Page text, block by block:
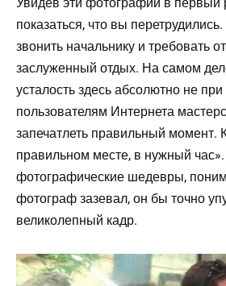
Увидев эти фотографии в первый
показаться, что вы
звонить начальнику и требовать
заслуженный отдых. На самом
усталость здесь абсолютно не
пользователям Интернета
запечатлеть правильный момент.
правильном месте, в нужный час».
фотографические шедевры,
фотограф зазевал, он бы точно
великолепный кадр.